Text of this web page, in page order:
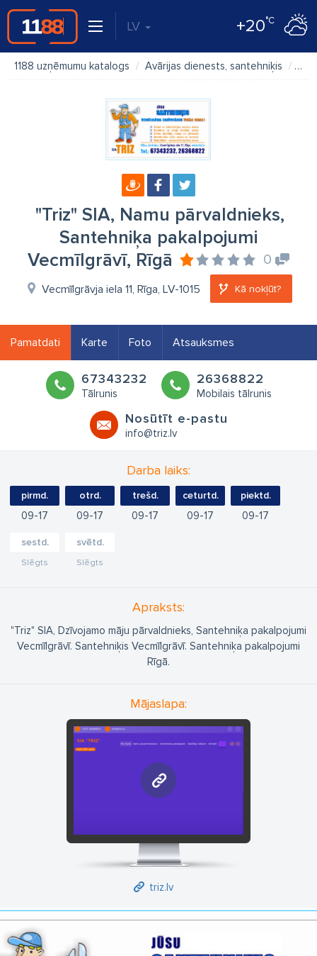
LV +20°C
1188 uzņēmumu katalogs Avārijas dienests, santehniķis
"Triz" SIA, Namu pārvaldnieks,
Santehniķa pakalpojumi
Vecmīlgrāvī, Rīgā
0
Vecmīlgrāvja iela 11, Rīga, LV-1015 Kā nokļūt?
Pamatdati Karte Foto Atsauksmes
67343232
Tālrunis
26368822
Mobilais tālrunis
Nosūtīt e-pastu
info@triz.lv
Darba laiks:
pirmd.
09 17
otrd.
09 17
trešd.
09 17
ceturtd.
09 17
piektd.
09 17
sestd.
Slēgts
svētd.
Slēgts
Apraksts:
"Triz" SIA, Dzīvojamo māju pārvaldnieks, Santehniķa pakalpojumi
Vecmīlgrāvī. Santehniķis Vecmīlgrāvī. Santehniķa pakalpojumi
Rīgā.
Mājaslapa:
triz.lv